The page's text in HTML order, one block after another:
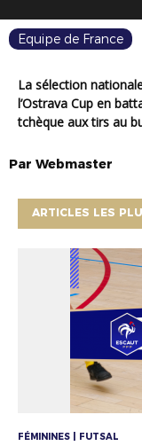
Equipe de France
La sélection nationale U19 Futsal a remporté l’édition 2017 de
l’Ostrava Cup en
tchèque aux tirs au
Par Webmaster
ARTICLES LES
FÉMININES | FUTSAL